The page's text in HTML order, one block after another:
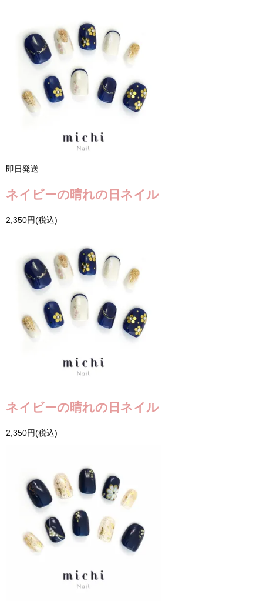
即日発送
ネイビーの晴れの日ネイル
2,350円(税込)
ネイビーの晴れの日ネイル
2,350円(税込)